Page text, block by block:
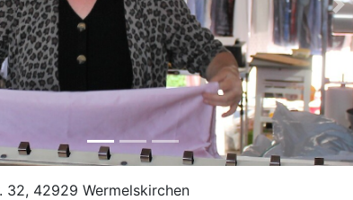
32, 42929 Wermelskirchen